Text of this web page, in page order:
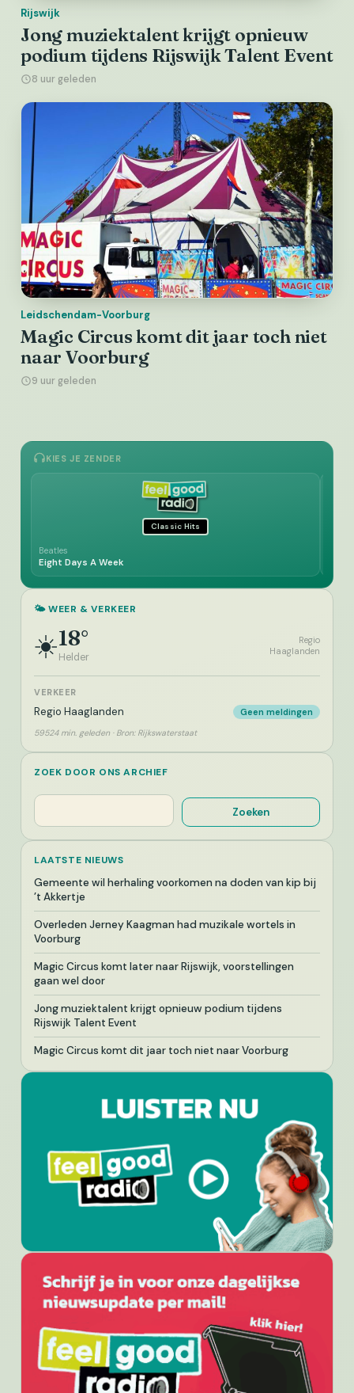
Rijswijk
Jong muziektalent krijgt opnieuw
podium tijdens Rijswijk Talent Event
8 uur geleden
Leidschendam-Voorburg
Magic Circus komt dit jaar toch niet
naar Voorburg
9 uur geleden
KIES JE ZENDER
Classic Hits
Beatles
Eight Days A Week
🌤️ WEER & VERKEER
☀️18°
Helder
Regio
Haaglanden
VERKEER
Regio Haaglanden Geen meldingen
59524 min. geleden · Bron: Rijkswaterstaat
ZOEK DOOR ONS ARCHIEF
Zoeken
Zoeken
LAATSTE NIEUWS
Gemeente wil herhaling voorkomen na doden van kip bij
’t Akkertje
Overleden Jerney Kaagman had muzikale wortels in
Voorburg
Magic Circus komt later naar Rijswijk, voorstellingen
gaan wel door
Jong muziektalent krijgt opnieuw podium tijdens
Rijswijk Talent Event
Magic Circus komt dit jaar toch niet naar Voorburg